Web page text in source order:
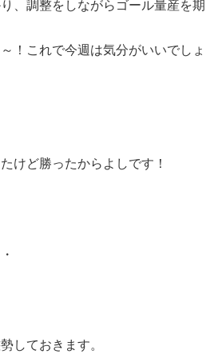
、調整をしながらゴール量産を期
！これで今週は気分がいいでしょ
けど勝ったからよしです！
しておきます。